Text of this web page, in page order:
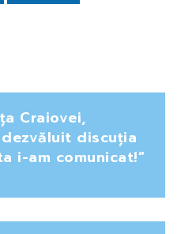
Craiovei,
discuția
i-am comunicat!”